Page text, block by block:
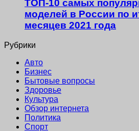
ТОП-10 самых
моделей в России по
месяцев 2021 года
Рубрики
Авто
Бизнес
Бытовые вопросы
Здоровье
Культура
Обзор интернета
Политика
Спорт